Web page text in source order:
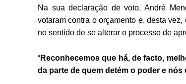
Na sua declaração de voto, André
votaram contra o orçamento e, desta
no sentido de se alterar o processo de
“Reconhecemos que há, de facto,
da parte de quem detém o poder e